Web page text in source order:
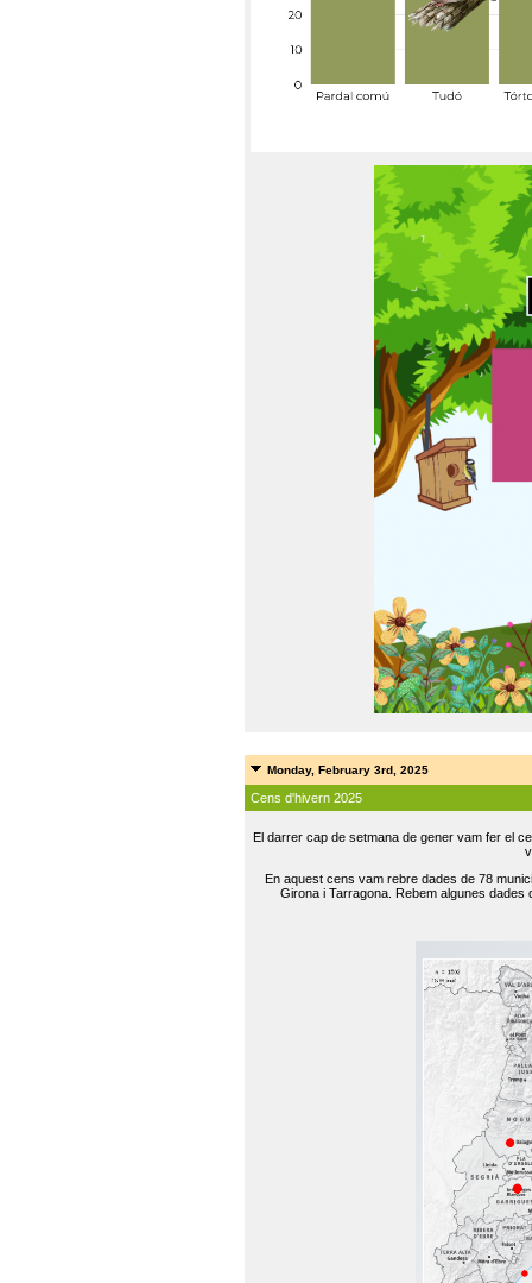
Monday, February 3rd, 2025
Cens d'hivern 2025
El darrer cap de setmana de gener vam fer el
En aquest cens vam rebre dades de 78
Girona i Tarragona. Rebem algunes